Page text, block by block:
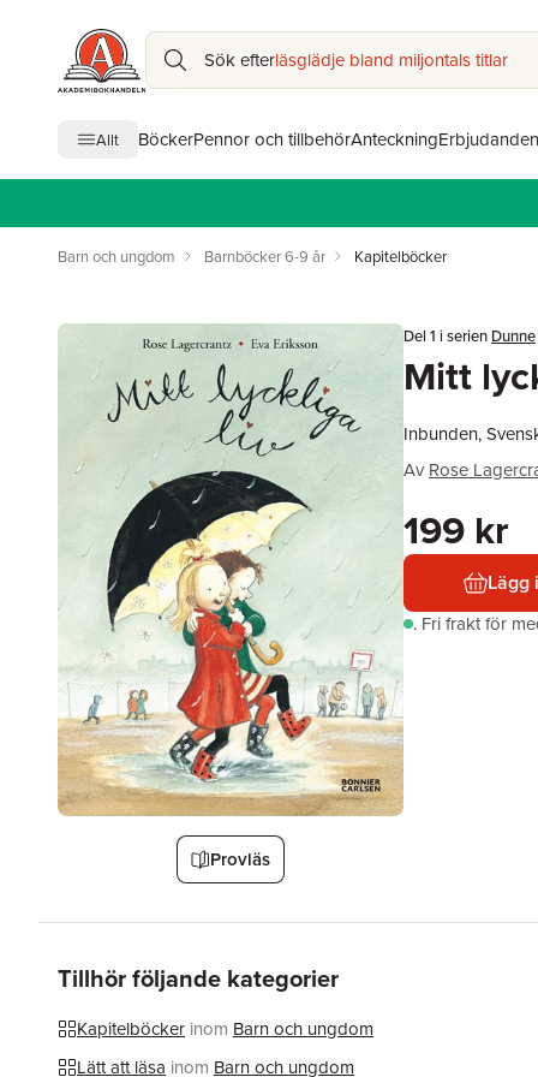
Sök efterläsglädje bland miljontals titlar
Allt BöckerPennor och tillbehörAnteckningErbjudanden
Barn och ungdom Barnböcker 6-9 år Kapitelböcker
Provläs
Del 1 i serien Dunne
Mitt
Inbunden,
Av Rose
199 kr
Lägg
. Fri frakt för
Tillhör följande kategorier
Kapitelböcker inom Barn och ungdom
Lätt att läsa inom Barn och ungdom